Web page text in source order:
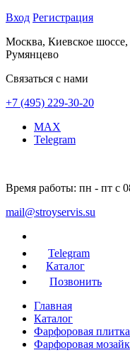
Вход Регистрация
Москва, Киевское
Румянцево
Связаться с нами
+7 (495) 229-30-20
MAX
Telegram
Время работы: пн - пт с
mail@stroyservis.su
Telegram
Каталог
Позвонить
Главная
Каталог
Фарфоровая
Фарфоровая